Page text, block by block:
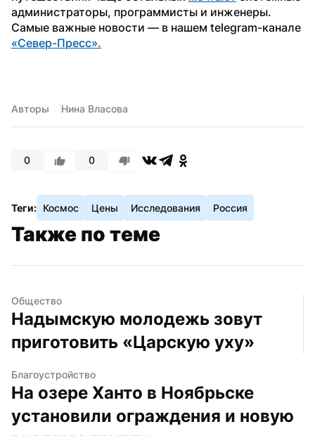
администраторы, программисты и инженеры.
«Север-Пресс».
Авторы Нина Власова
0 0
Теги: Космос Цены Исследования Россия
Также по теме
Общество
Надымскую молодежь зовут
приготовить «Царскую уху»
Благоустройство
На озере Ханто в Ноябрьске
установили ограждения и новую